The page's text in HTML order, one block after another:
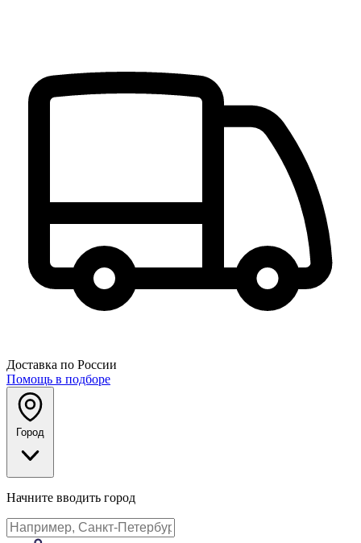
Доставка по России
Помощь в подборе
Город
Начните вводить город